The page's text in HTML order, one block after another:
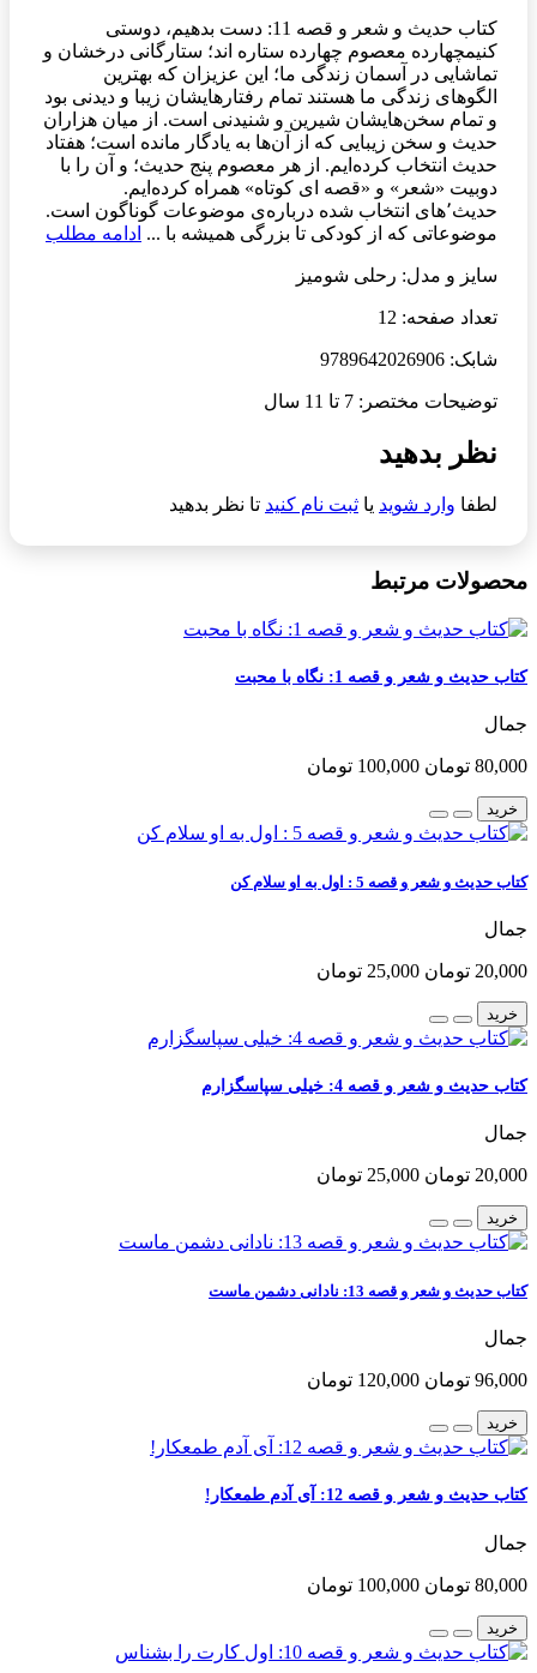
کتاب حدیث و شعر و قصه 11: دست بدهیم، دوستی
کنیمچهارده معصوم چهارده ستاره اند؛ ستارگانی درخشان و
تماشایی در آسمان زندگی ما؛ این عزیزان که بهترین
الگوهای زندگی ما هستند تمام رفتارهایشان زیبا و دیدنی بود
و تمام سخن‌هایشان شیرین و شنیدنی است. از میان هزاران
حدیث و سخن زیبایی که از آن‌ها به یادگار مانده است؛ هفتاد
حدیث انتخاب کرده‌ایم. از هر معصوم پنج حدیث؛ و آن را با
دوبیت «شعر» و «قصه ای کوتاه» همراه کرده‌ایم.
حدیث٬های انتخاب شده درباره‌ی موضوعات گوناگون است.
موضوعاتی که از کودکی تا بزرگی همیشه با ... ادامه مطلب
سایز و مدل: رحلی شومیز
تعداد صفحه: 12
شابک: 9789642026906
توضیحات مختصر: 7 تا 11 سال
نظر بدهید
لطفا وارد شوید یا ثبت نام کنید تا نظر بدهید
محصولات مرتبط
کتاب حدیث و شعر و قصه 1: نگاه با محبت
جمال
80,000 تومان 100,000 تومان
خرید
کتاب حدیث و شعر و قصه 5 : اول به او سلام کن
جمال
20,000 تومان 25,000 تومان
خرید
کتاب حدیث و شعر و قصه 4: خیلی سپاسگزارم
جمال
20,000 تومان 25,000 تومان
خرید
کتاب حدیث و شعر و قصه 13: نادانی دشمن ماست
جمال
96,000 تومان 120,000 تومان
خرید
کتاب حدیث و شعر و قصه 12: آی آدم طمعکار!
جمال
80,000 تومان 100,000 تومان
خرید